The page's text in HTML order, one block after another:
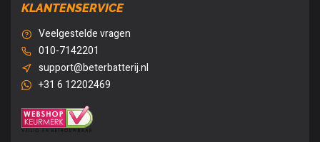
KLANTENSERVICE
Veelgestelde vragen
010-7142201
support@beterbatterij.nl
+31 6 12202469